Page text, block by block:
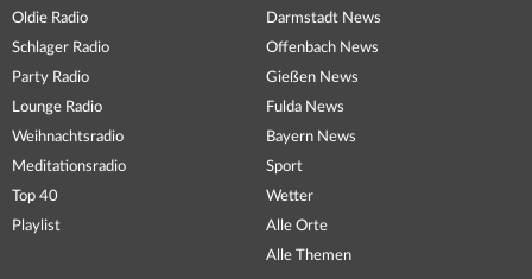
Oldie Radio
Schlager Radio
Party Radio
Lounge Radio
Weihnachtsradio
Meditationsradio
Top 40
Playlist
Darmstadt News
Offenbach News
Gießen News
Fulda News
Bayern News
Sport
Wetter
Alle Orte
Alle Themen